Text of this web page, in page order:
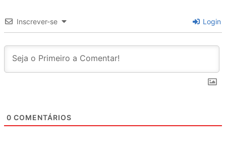
Inscrever-se Login
0 COMENTÁRIOS